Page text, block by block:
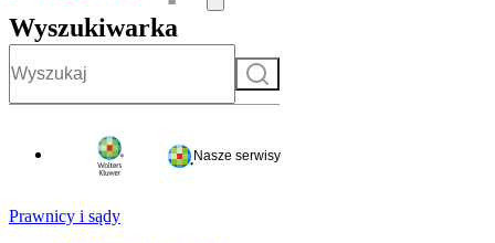
Wyszukiwarka
Szukaj
Nasze serwisy
Prawnicy i sądy